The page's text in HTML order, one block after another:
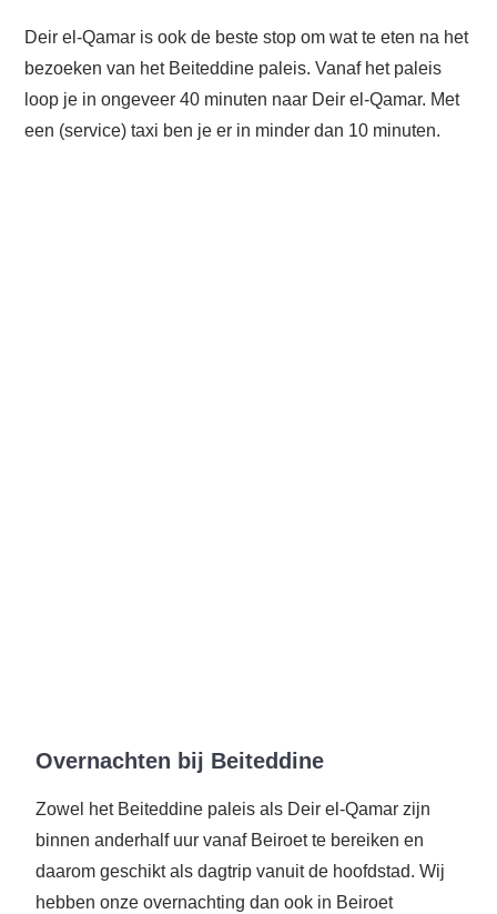
Deir el-Qamar is ook de beste stop om wat te eten na het
bezoeken van het Beiteddine paleis. Vanaf het paleis
loop je in ongeveer 40 minuten naar Deir el-Qamar. Met
een (service) taxi ben je er in minder dan 10 minuten.
Overnachten bij Beiteddine
Zowel het Beiteddine paleis als Deir el-Qamar zijn
binnen anderhalf uur vanaf Beiroet te bereiken en
daarom geschikt als dagtrip vanuit de hoofdstad. Wij
hebben onze overnachting dan ook in Beiroet